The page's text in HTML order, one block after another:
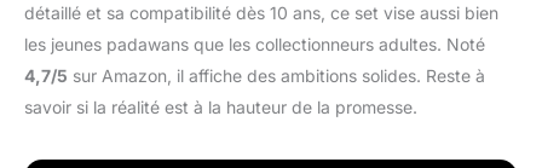
détaillé et sa compatibilité dès 10 ans, ce set vise aussi bien
les jeunes padawans que les collectionneurs adultes. Noté
4,7/5 sur Amazon, il affiche des ambitions solides. Reste à
savoir si la réalité est à la hauteur de la promesse.